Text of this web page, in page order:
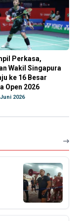
Perkasa,
Wakil Singapura
ke 16 Besar
Open 2026
2026